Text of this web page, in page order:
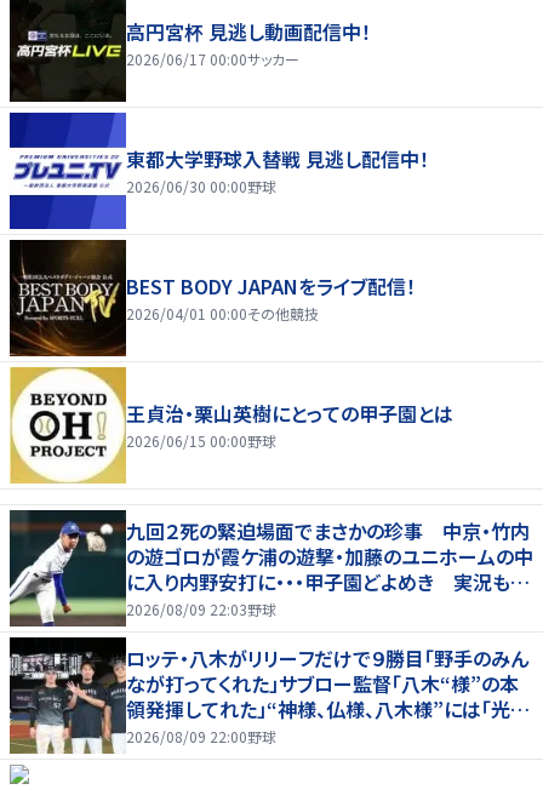
高円宮杯 見逃し動画配信中！
2026/06/17 00:00サッカー
東都大学野球入替戦 見逃し配信中！
2026/06/30 00:00野球
BEST BODY JAPANをライブ配信！
2026/04/01 00:00その他競技
王貞治・栗山英樹にとっての甲子園とは
2026/06/15 00:00野球
九回２死の緊迫場面でまさかの珍事 中京・竹内
の遊ゴロが霞ケ浦の遊撃・加藤のユニホームの中
に入り内野安打に・・・甲子園どよめき 実況も驚
き「おっと！」
2026/08/09 22:03野球
ロッテ・八木がリリーフだけで９勝目「野手のみん
なが打ってくれた」サブロー監督「八木“様”の本
領発揮してれた」“神様、仏様、八木様”には「光栄
です」
2026/08/09 22:00野球